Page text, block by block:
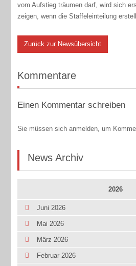
vom Aufstieg träumen darf, wird sich
zeigen, wenn die Staffeleinteilung
Zurück zur Newsübersicht
Kommentare
Einen Kommentar schreiben
Sie müssen sich anmelden, um
News Archiv
2026
Juni 2026
Mai 2026
März 2026
Februar 2026